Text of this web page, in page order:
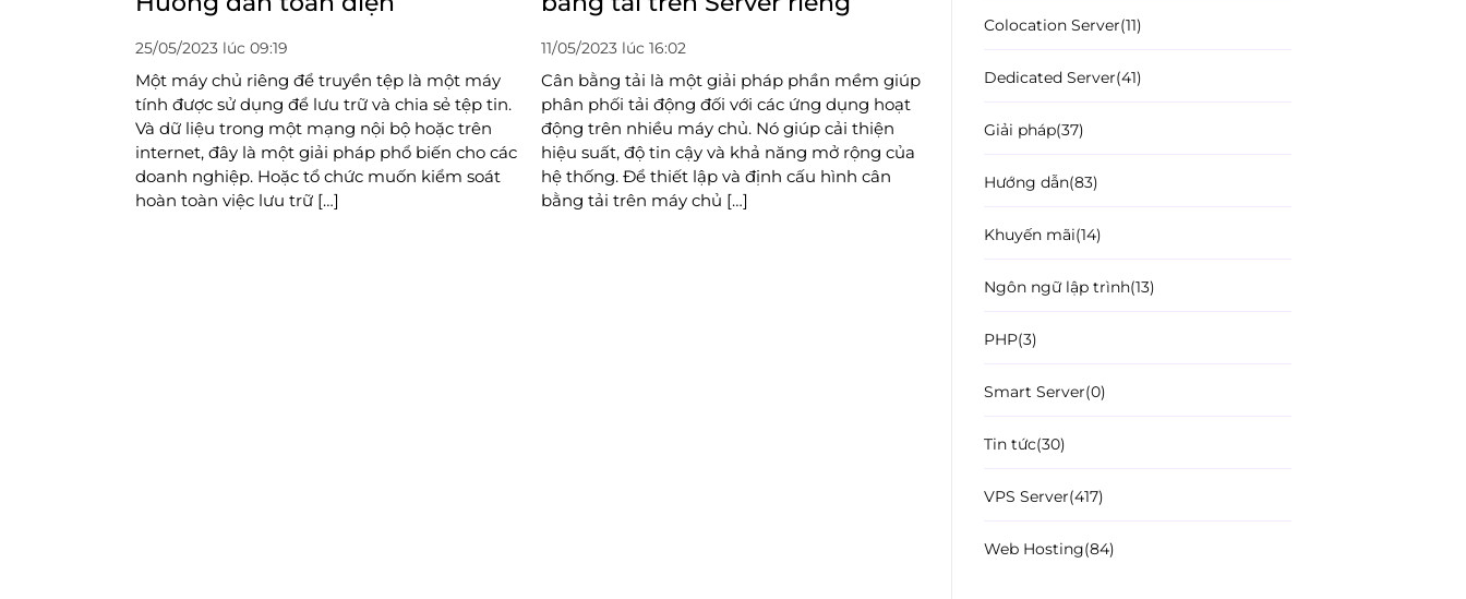
25/05/2023 lúc 09:19
Một máy chủ riêng để truyền tệp là một máy
tính được sử dụng để lưu trữ và chia sẻ tệp tin.
Và dữ liệu trong một mạng nội bộ hoặc trên
internet, đây là một giải pháp phổ biến cho các
doanh nghiệp. Hoặc tổ chức muốn kiểm soát
hoàn toàn việc lưu trữ […]
11/05/2023 lúc 16:02
Cân bằng tải là một giải pháp phần mềm giúp
phân phối tải động đối với các ứng dụng hoạt
động trên nhiều máy chủ. Nó giúp cải thiện
hiệu suất, độ tin cậy và khả năng mở rộng của
hệ thống. Để thiết lập và định cấu hình cân
bằng tải trên máy chủ […]
Colocation Server(11)
Dedicated Server(41)
Giải pháp(37)
Hướng dẫn(83)
Khuyến mãi(14)
Ngôn ngữ lập trình(13)
PHP(3)
Smart Server(0)
Tin tức(30)
VPS Server(417)
Web Hosting(84)